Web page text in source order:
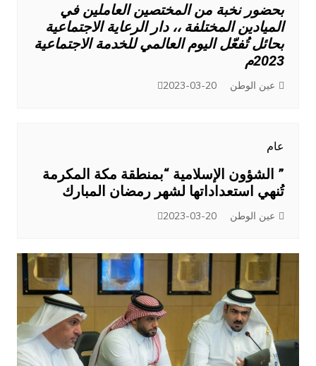
بحضور نخبة من المختصين العاملين في
الميادين المختلفة ،، دار الرعاية الاجتماعية
بحائل تُفعّل اليوم العالمي للخدمة الاجتماعية
2023م
عين الوطن 2023-03-20
عام
” الشؤون الإسلامية “بمنطقة مكة المكرمة
تُنهي استعداداتها لشهر رمضان المبارك
عين الوطن 2023-03-20